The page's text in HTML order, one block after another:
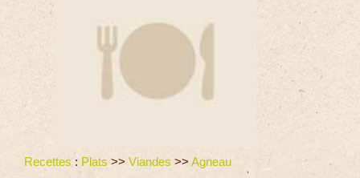
Recettes : Plats >> Viandes >> Agneau